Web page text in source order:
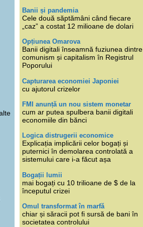
Banii și pandemia
Cele două săptămâni când fiecare
„caz” a costat 12 milioane de dolari
Opțiunea Omarova
Banii digitali înseamnă fuziunea dintre
comunism și capitalism în Registrul
Poporului
Capturarea economiei Japoniei
cu ajutorul crizelor
FMI anunță un nou sistem monetar
cum ar putea spulbera banii digitali
economiile din bănci
Logica distrugerii economice
Explicația implicării celor bogați și
puternici în demolarea controlată a
sistemului care i-a făcut așa
Bogații lumii
mai bogați cu 10 trilioane de $ de la
începutul crizei
Omul transformat în marfă
chiar și săracii pot fi sursă de bani în
societatea controlului